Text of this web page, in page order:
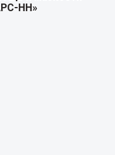
НН»